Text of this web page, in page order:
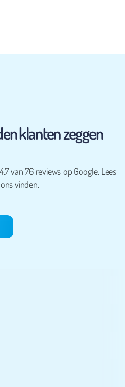
klanten zeggen
van 76 reviews op Google. Lees
vinden.